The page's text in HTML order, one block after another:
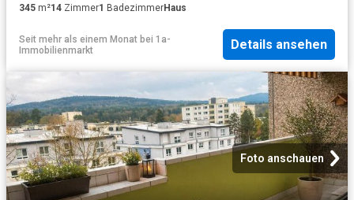
345 m²14 Zimmer1 BadezimmerHaus
Seit mehr als einem Monat bei 1a-
Immobilienmarkt
Details ansehen
Foto anschauen